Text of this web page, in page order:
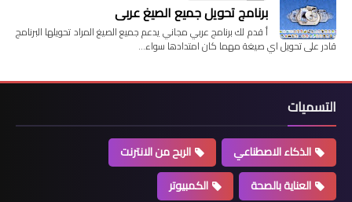
برنامج تحويل جميع الصيغ عربي
أ قدم لك برنامج عربي مجاني يدعم جميع الصيغ المراد تحويلها البرنامج
قادر على تحويل اي صيغة مهما كان امتدادها سواء…
التسميات
الذكاء الاصطناعي
الربح من الانترنت
العناية بالصحة
الكمبيوتر